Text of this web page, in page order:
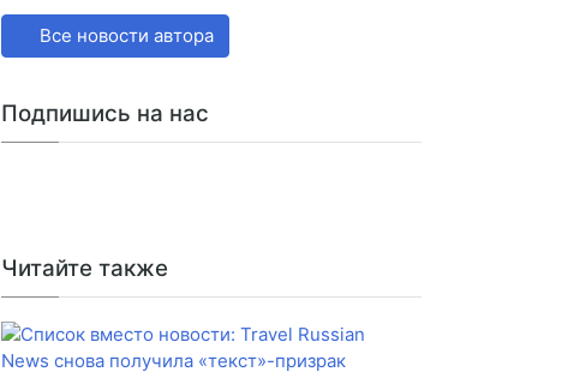
Все новости автора
Подпишись на нас
Читайте также